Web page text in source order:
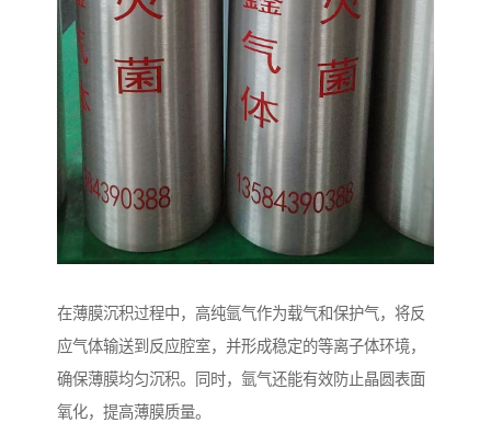
在薄膜沉积过程中，高纯氩气作为载气和保护气，将反
应气体输送到反应腔室，并形成稳定的等离子体环境，
确保薄膜均匀沉积。同时，氩气还能有效防止晶圆表面
氧化，提高薄膜质量。